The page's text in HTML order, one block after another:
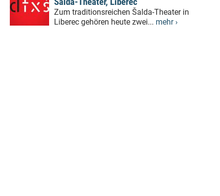
Zum traditionsreichen Šalda-Theater in
Liberec gehören heute zwei... mehr ›